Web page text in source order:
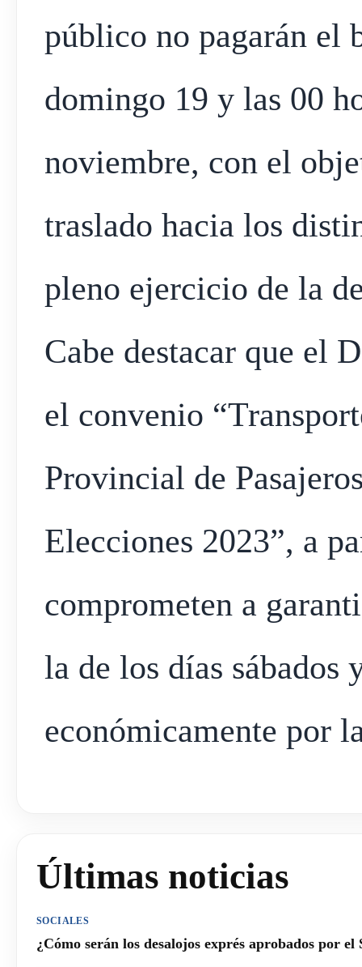
público no pagarán el
domingo 19 y las 00
noviembre, con el
traslado hacia los
pleno ejercicio de la
Cabe destacar que el
el convenio
Provincial de
Elecciones 2023”, a
comprometen a
la de los días sábados
económicamente por
Últimas noticias
SOCIALES
¿Cómo serán los desalojos exprés aprobados por el